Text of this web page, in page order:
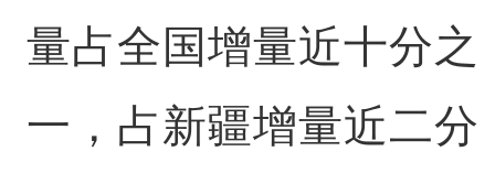
量占全国增量近十分之
一，占新疆增量近二分